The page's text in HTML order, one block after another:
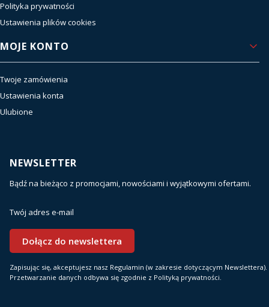
Polityka prywatności
Ustawienia plików cookies
MOJE KONTO
Twoje zamówienia
Ustawienia konta
Ulubione
NEWSLETTER
Bądź na bieżąco z promocjami, nowościami i wyjątkowymi ofertami.
Twój adres e-mail
Dołącz do newslettera
Zapisując się, akceptujesz nasz Regulamin (w zakresie dotyczącym Newslettera).
Przetwarzanie danych odbywa się zgodnie z Polityką prywatności.